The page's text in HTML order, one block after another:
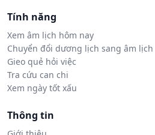
Tính năng
Xem âm lịch hôm nay
Chuyển đổi dương lịch sang âm lịch
Gieo quẻ hỏi việc
Tra cứu can chi
Xem ngày tốt xấu
Thông tin